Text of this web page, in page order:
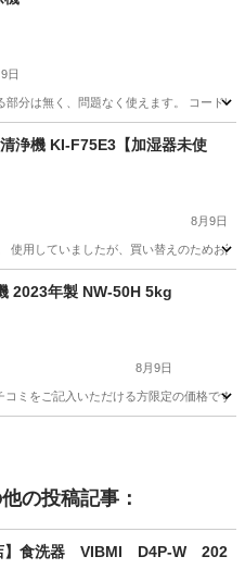
日
分は無く、問題なく使えます。 コード
電浄機 KI-F75E3【加湿器未使
8月9日
使用していましたが、買い替えのためお
季節、空調家電
2023年製 NW-50H 5kg
8月9日
ミをご記入いただける方限定の価格です
の投稿記事：
店】食洗器 VIBMI D4P-W 202